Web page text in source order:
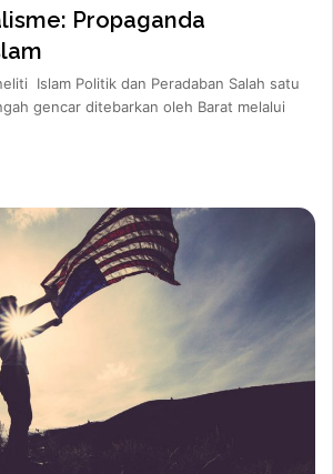
Propaganda
Islam Politik dan Peradaban Salah satu
gencar ditebarkan oleh Barat melalui